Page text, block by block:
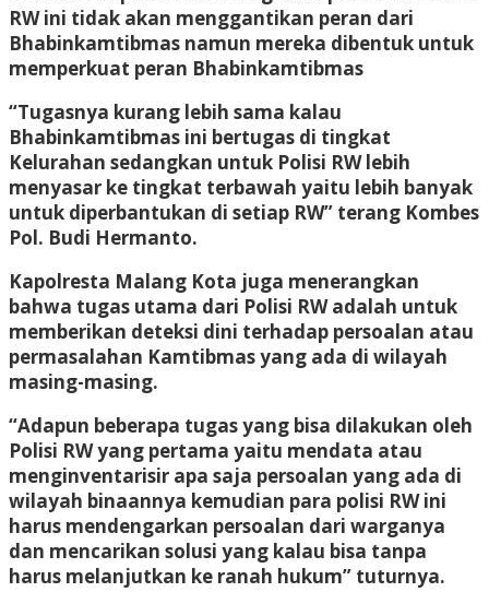
RW ini tidak akan menggantikan peran dari
Bhabinkamtibmas namun mereka dibentuk untuk
memperkuat peran Bhabinkamtibmas
“Tugasnya kurang lebih sama kalau
Bhabinkamtibmas ini bertugas di tingkat
Kelurahan sedangkan untuk Polisi RW lebih
menyasar ke tingkat terbawah yaitu lebih banyak
untuk diperbantukan di setiap RW” terang Kombes
Pol. Budi Hermanto.
Kapolresta Malang Kota juga menerangkan
bahwa tugas utama dari Polisi RW adalah untuk
memberikan deteksi dini terhadap persoalan atau
permasalahan Kamtibmas yang ada di wilayah
masing-masing.
“Adapun beberapa tugas yang bisa dilakukan oleh
Polisi RW yang pertama yaitu mendata atau
menginventarisir apa saja persoalan yang ada di
wilayah binaannya kemudian para polisi RW ini
harus mendengarkan persoalan dari warganya
dan mencarikan solusi yang kalau bisa tanpa
harus melanjutkan ke ranah hukum” tuturnya.